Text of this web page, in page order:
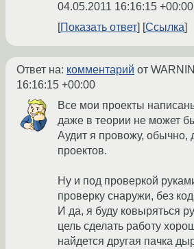
04.05.2011 16:16:15 +00:00
Показать ответ Ссылка
Ответ на: комментарий от
16:16:15 +00:00
Все мои проекты
даже в теории не может
Аудит я провожу, обычно,
проектов.
Ну и под проверкой
проверку снаружи, без
И да, я буду ковыряться
цель сделать работу
найдется другая пачка